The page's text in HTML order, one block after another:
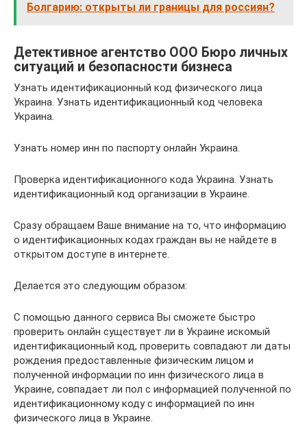
Болгарию: открыты ли границы для россиян?
Детективное агентство ООО Бюро личных
ситуаций и безопасности бизнеса
Узнать идентификационный код физического лица
Украина. Узнать идентификационный код человека
Украина.
Узнать номер инн по паспорту онлайн Украина.
Проверка идентификационного кода Украина. Узнать
идентификационный код организации в Украине.
Сразу обращаем Ваше внимание на то, что информацию
о идентификационных кодах граждан вы не найдете в
открытом доступе в интернете.
Делается это следующим образом:
С помощью данного сервиса Вы сможете быстро
проверить онлайн существует ли в Украине искомый
идентификационный код, проверить совпадают ли даты
рождения предоставленные физическим лицом и
полученной информации по инн физического лица в
Украине, совпадает ли пол с информацией полученной по
идентификационному коду с информацией по инн
физического лица в Украине.